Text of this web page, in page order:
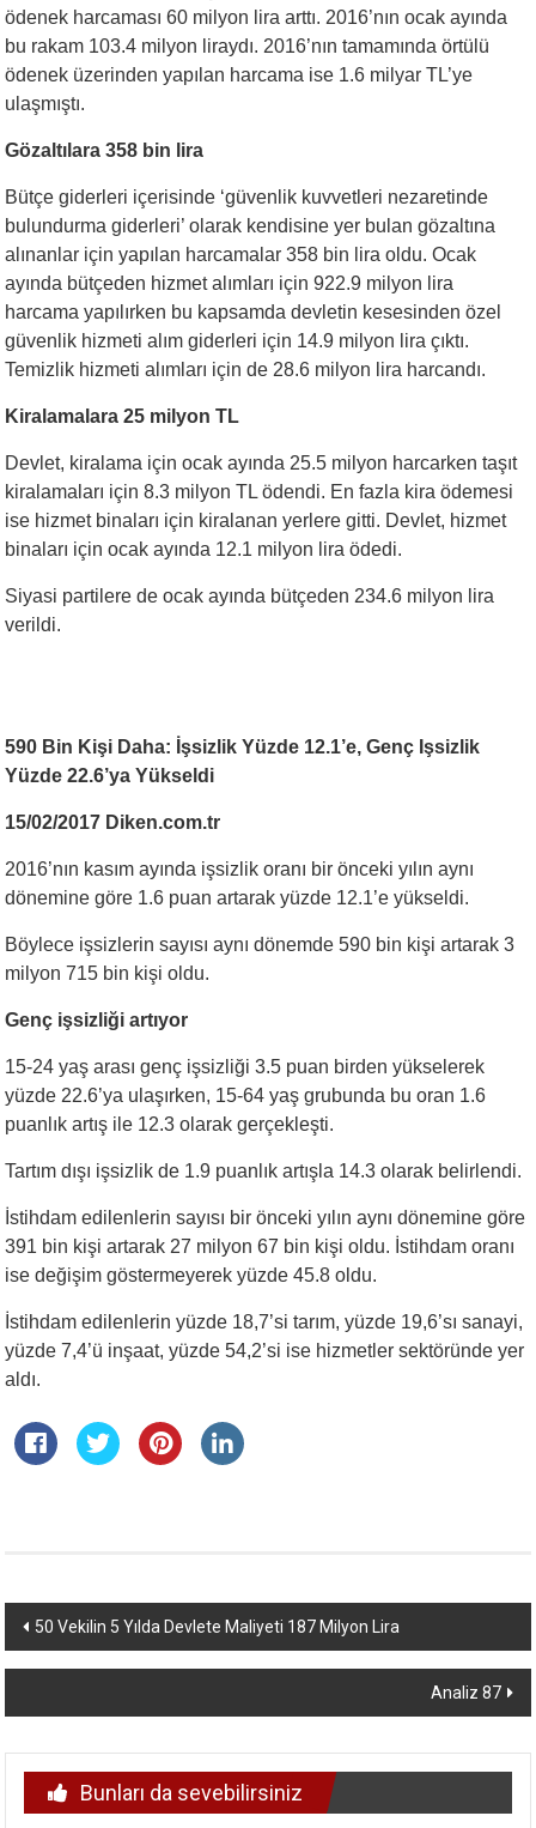
ödenek harcaması 60 milyon lira arttı. 2016’nın ocak ayında
bu rakam 103.4 milyon liraydı. 2016’nın tamamında örtülü
ödenek üzerinden yapılan harcama ise 1.6 milyar TL’ye
ulaşmıştı.
Gözaltılara 358 bin lira
Bütçe giderleri içerisinde ‘güvenlik kuvvetleri nezaretinde
bulundurma giderleri’ olarak kendisine yer bulan gözaltına
alınanlar için yapılan harcamalar 358 bin lira oldu. Ocak
ayında bütçeden hizmet alımları için 922.9 milyon lira
harcama yapılırken bu kapsamda devletin kesesinden özel
güvenlik hizmeti alım giderleri için 14.9 milyon lira çıktı.
Temizlik hizmeti alımları için de 28.6 milyon lira harcandı.
Kiralamalara 25 milyon TL
Devlet, kiralama için ocak ayında 25.5 milyon harcarken taşıt
kiralamaları için 8.3 milyon TL ödendi. En fazla kira ödemesi
ise hizmet binaları için kiralanan yerlere gitti. Devlet, hizmet
binaları için ocak ayında 12.1 milyon lira ödedi.
Siyasi partilere de ocak ayında bütçeden 234.6 milyon lira
verildi.
590 Bin Kişi Daha: İşsizlik Yüzde 12.1’e, Genç Işsizlik
Yüzde 22.6’ya Yükseldi
15/02/2017 Diken.com.tr
2016’nın kasım ayında işsizlik oranı bir önceki yılın aynı
dönemine göre 1.6 puan artarak yüzde 12.1’e yükseldi.
Böylece işsizlerin sayısı aynı dönemde 590 bin kişi artarak 3
milyon 715 bin kişi oldu.
Genç işsizliği artıyor
15-24 yaş arası genç işsizliği 3.5 puan birden yükselerek
yüzde 22.6’ya ulaşırken, 15-64 yaş grubunda bu oran 1.6
puanlık artış ile 12.3 olarak gerçekleşti.
Tartım dışı işsizlik de 1.9 puanlık artışla 14.3 olarak belirlendi.
İstihdam edilenlerin sayısı bir önceki yılın aynı dönemine göre
391 bin kişi artarak 27 milyon 67 bin kişi oldu. İstihdam oranı
ise değişim göstermeyerek yüzde 45.8 oldu.
İstihdam edilenlerin yüzde 18,7’si tarım, yüzde 19,6’sı sanayi,
yüzde 7,4’ü inşaat, yüzde 54,2’si ise hizmetler sektöründe yer
aldı.
Yazı
dolaşımı
50 Vekilin 5 Yılda Devlete Maliyeti 187 Milyon Lira
Analiz 87
Bunları da sevebilirsiniz